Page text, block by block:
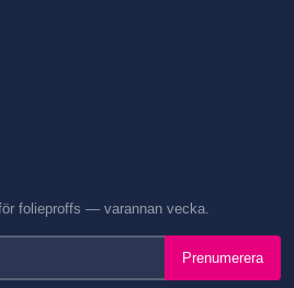
folieproffs — varannan vecka.
Prenumerera